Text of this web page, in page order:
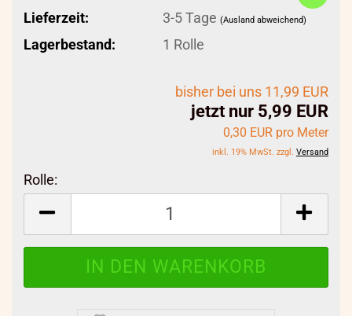
Lieferzeit:
3-5 Tage (Ausland abweichend)
Lagerbestand: 1 Rolle
bisher bei uns 11,99 EUR
jetzt nur 5,99 EUR
0,30 EUR pro Meter
inkl. 19% MwSt. zzgl. Versand
Rolle: